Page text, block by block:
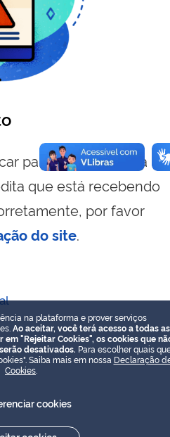
para visualizar essa
que está recebendo
por favor
do site.
na plataforma e prover serviços
Ao aceitar, você terá acesso a todas as
"Rejeitar Cookies", os cookies que
desativados. Para escolher quais
Saiba mais em nossa Declaração
Cookies
cookies